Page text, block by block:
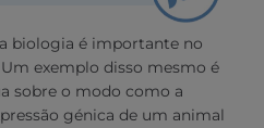
biologia é importante no
exemplo disso mesmo é
sobre o modo como a
génica de um animal